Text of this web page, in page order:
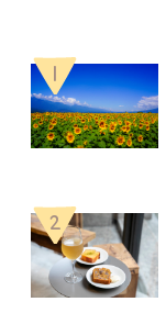
1
2